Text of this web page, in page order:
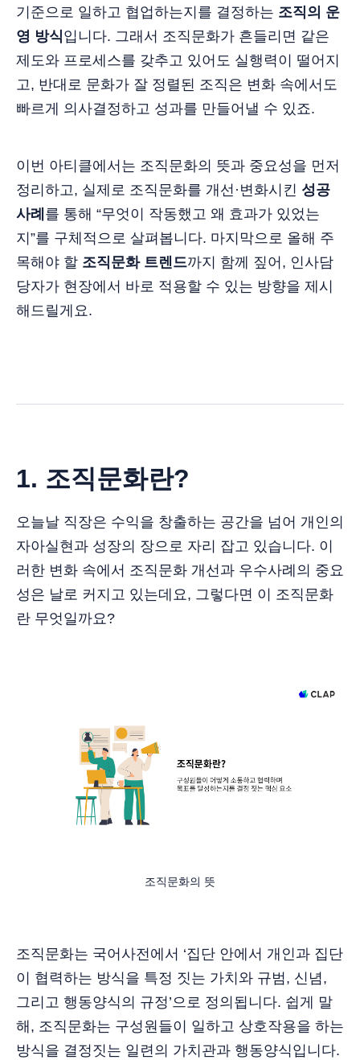
기준으로 일하고 협업하는지를 결정하는 조직의 운
영 방식입니다. 그래서 조직문화가 흔들리면 같은
제도와 프로세스를 갖추고 있어도 실행력이 떨어지
고, 반대로 문화가 잘 정렬된 조직은 변화 속에서도
빠르게 의사결정하고 성과를 만들어낼 수 있죠.
이번 아티클에서는 조직문화의 뜻과 중요성을 먼저
정리하고, 실제로 조직문화를 개선·변화시킨 성공
사례 를 통해 “무엇이 작동했고 왜 효과가 있었는
지”를 구체적으로 살펴봅니다. 마지막으로 올해 주
목해야 할 조직문화 트렌드까지 함께 짚어, 인사담
당자가 현장에서 바로 적용할 수 있는 방향을 제시
해드릴게요.
1. 조직문화란?
오늘날 직장은 수익을 창출하는 공간을 넘어 개인의
자아실현과 성장의 장으로 자리 잡고 있습니다. 이
러한 변화 속에서 조직문화 개선과 우수사례의 중요
성은 날로 커지고 있는데요, 그렇다면 이 조직문화
란 무엇일까요?
조직문화의 뜻
조직문화는 국어사전에서 ‘집단 안에서 개인과 집단
이 협력하는 방식을 특정 짓는 가치와 규범, 신념,
그리고 행동양식의 규정’으로 정의됩니다. 쉽게 말
해, 조직문화는 구성원들이 일하고 상호작용을 하는
방식을 결정짓는 일련의 가치관과 행동양식입니다.